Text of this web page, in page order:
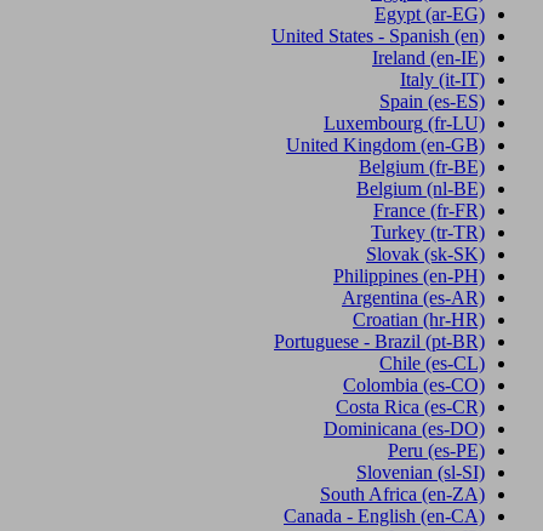
Egypt (ar-EG)
United States - Spanish (en)
Ireland (en-IE)
Italy (it-IT)
Spain (es-ES)
Luxembourg (fr-LU)
United Kingdom (en-GB)
Belgium (fr-BE)
Belgium (nl-BE)
France (fr-FR)
Turkey (tr-TR)
Slovak (sk-SK)
Philippines (en-PH)
Argentina (es-AR)
Croatian (hr-HR)
Portuguese - Brazil (pt-BR)
Chile (es-CL)
Colombia (es-CO)
Costa Rica (es-CR)
Dominicana (es-DO)
Peru (es-PE)
Slovenian (sl-SI)
South Africa (en-ZA)
Canada - English (en-CA)